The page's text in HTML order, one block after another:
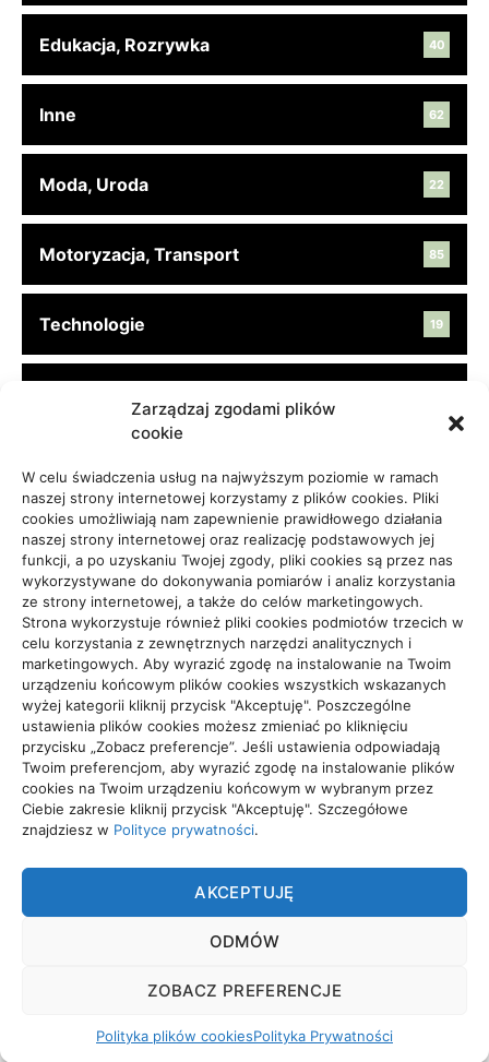
Zarządzaj zgodami plików
cookie
W celu świadczenia usług na najwyższym poziomie w ramach
naszej strony internetowej korzystamy z plików cookies. Pliki
cookies umożliwiają nam zapewnienie prawidłowego działania
naszej strony internetowej oraz realizację podstawowych jej
funkcji, a po uzyskaniu Twojej zgody, pliki cookies są przez nas
wykorzystywane do dokonywania pomiarów i analiz korzystania
ze strony internetowej, a także do celów marketingowych.
Strona wykorzystuje również pliki cookies podmiotów trzecich w
celu korzystania z zewnętrznych narzędzi analitycznych i
marketingowych. Aby wyrazić zgodę na instalowanie na Twoim
urządzeniu końcowym plików cookies wszystkich wskazanych
wyżej kategorii kliknij przycisk "Akceptuję". Poszczególne
ustawienia plików cookies możesz zmieniać po kliknięciu
przycisku „Zobacz preferencje”. Jeśli ustawienia odpowiadają
Twoim preferencjom, aby wyrazić zgodę na instalowanie plików
cookies na Twoim urządzeniu końcowym w wybranym przez
Ciebie zakresie kliknij przycisk "Akceptuję". Szczegółowe
znajdziesz w Polityce prywatności.
AKCEPTUJĘ
ODMÓW
ZOBACZ PREFERENCJE
Polityka plików cookiesPolityka Prywatności
Edukacja, Rozrywka 40
Inne 62
Moda, Uroda 22
Motoryzacja, Transport 85
Technologie 19
Zdrowie, Medycyna 108
Projekty domów Rzeszów
wizytówki nap
TRADE
Trade. Grupa tworząca wyjątkowe treści.
POLITYKA PLIKÓW COOKIES (EU)